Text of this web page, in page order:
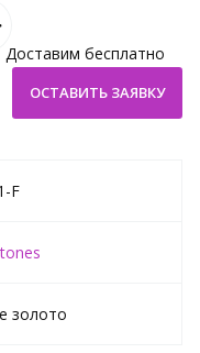
Доставим бесплатно
F
золото